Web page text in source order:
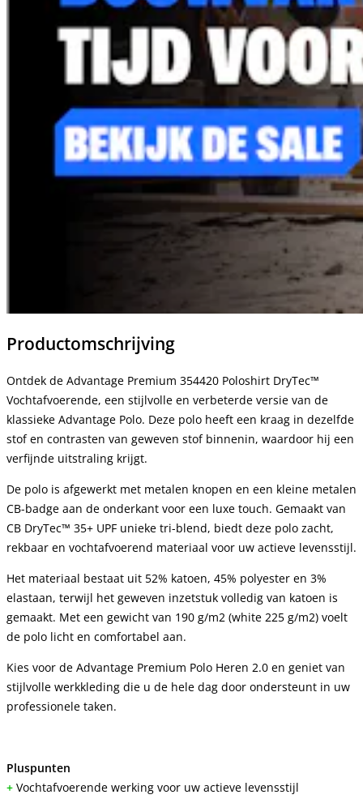
Productomschrijving
Ontdek de Advantage Premium 354420 Poloshirt DryTec™
Vochtafvoerende, een stijlvolle en verbeterde versie van de
klassieke Advantage Polo. Deze polo heeft een kraag in dezelfde
stof en contrasten van geweven stof binnenin, waardoor hij een
verfijnde uitstraling krijgt.
De polo is afgewerkt met metalen knopen en een kleine metalen
CB-badge aan de onderkant voor een luxe touch. Gemaakt van
CB DryTec™ 35+ UPF unieke tri-blend, biedt deze polo zacht,
rekbaar en vochtafvoerend materiaal voor uw actieve levensstijl.
Het materiaal bestaat uit 52% katoen, 45% polyester en 3%
elastaan, terwijl het geweven inzetstuk volledig van katoen is
gemaakt. Met een gewicht van 190 g/m2 (white 225 g/m2) voelt
de polo licht en comfortabel aan.
Kies voor de Advantage Premium Polo Heren 2.0 en geniet van
stijlvolle werkkleding die u de hele dag door ondersteunt in uw
professionele taken.
Pluspunten
+ Vochtafvoerende werking voor uw actieve levensstijl